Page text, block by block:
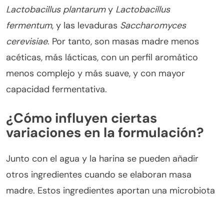
Lactobacillus plantarumy Lactobacillus
fermentum, y las levaduras Saccharomyces
cerevisiae. Por tanto, son masas madre menos
acéticas, más lácticas, con un perfil aromático
menos complejo y más suave, y con mayor
capacidad fermentativa.
¿Cómo influyen ciertas
variaciones en la formulación?
Junto con el agua y la harina se pueden añadir
otros ingredientes cuando se elaboran masa
madre. Estos ingredientes aportan una microbiota